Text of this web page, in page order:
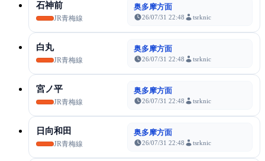
石神前
JR青梅線
奥多摩方面
26/07/31 22:48 tsrknic
白丸
JR青梅線
奥多摩方面
26/07/31 22:48 tsrknic
宮ノ平
JR青梅線
奥多摩方面
26/07/31 22:48 tsrknic
日向和田
JR青梅線
奥多摩方面
26/07/31 22:48 tsrknic